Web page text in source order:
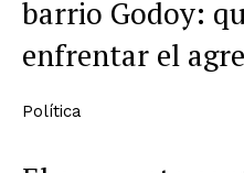
barrio Godoy:
enfrentar el
Política